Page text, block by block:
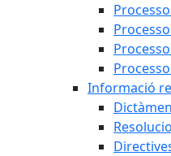
Informació